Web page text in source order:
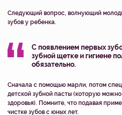
Следующий вопрос, волнующий
зубов у ребенка.
С появлением первых
зубной щетке и гигиене
обязательно.
Сначала с помощью марли, потом
детской зубной пасты (которую
здоровья). Помните, что подавая
чистке зубов с юных лет.